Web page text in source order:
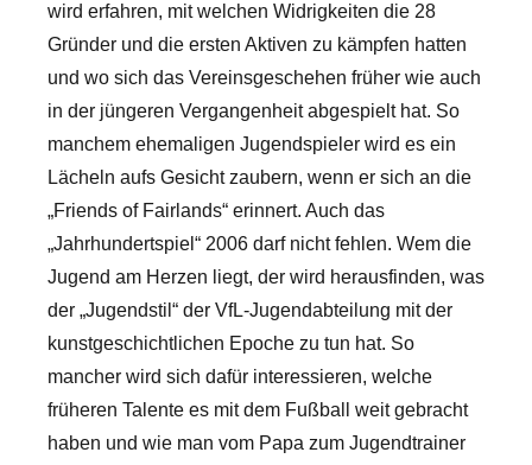
wird erfahren, mit welchen Widrigkeiten die 28
Gründer und die ersten Aktiven zu kämpfen hatten
und wo sich das Vereinsgeschehen früher wie auch
in der jüngeren Vergangenheit abgespielt hat. So
manchem ehemaligen Jugendspieler wird es ein
Lächeln aufs Gesicht zaubern, wenn er sich an die
„Friends of Fairlands“ erinnert. Auch das
„Jahrhundertspiel“ 2006 darf nicht fehlen. Wem die
Jugend am Herzen liegt, der wird herausfinden, was
der „Jugendstil“ der VfL-Jugendabteilung mit der
kunstgeschichtlichen Epoche zu tun hat. So
mancher wird sich dafür interessieren, welche
früheren Talente es mit dem Fußball weit gebracht
haben und wie man vom Papa zum Jugendtrainer